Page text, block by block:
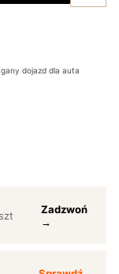
dojazd dla auta
Zadzwoń
→